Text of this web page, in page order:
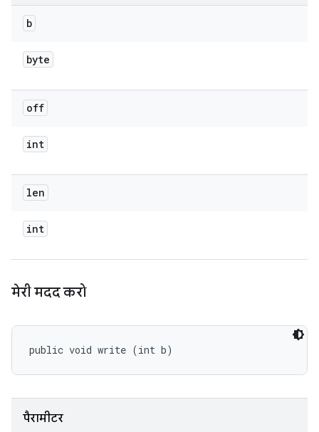
b
byte
off
int
len
int
मेरी मदद करो
public void write (int b)
पैरामीटर